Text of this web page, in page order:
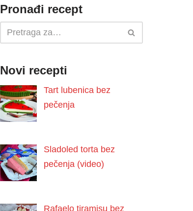
Pronađi recept
Novi recepti
Tart lubenica bez
pečenja
Sladoled torta bez
pečenja (video)
Rafaelo tiramisu bez